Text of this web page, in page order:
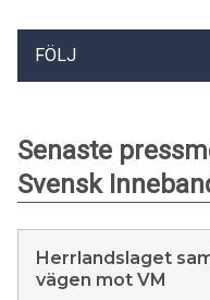
FÖLJ
Senaste
Svensk
Herrlandslaget
vägen mot VM